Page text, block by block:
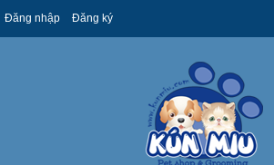
Đăng nhập Đăng ký